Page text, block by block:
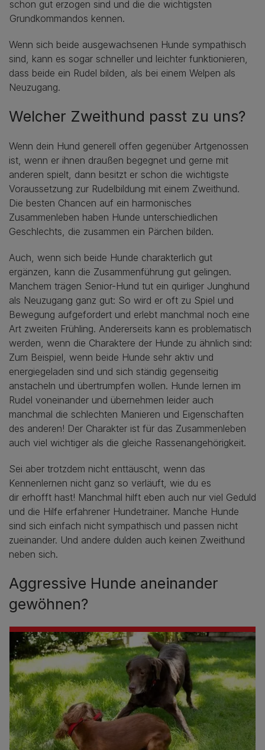
schon gut erzogen sind und die die wichtigsten
Grundkommandos kennen.
Wenn sich beide ausgewachsenen Hunde sympathisch
sind, kann es sogar schneller und leichter funktionieren,
dass beide ein Rudel bilden, als bei einem Welpen als
Neuzugang.
Welcher Zweithund passt zu uns?
Wenn dein Hund generell offen gegenüber Artgenossen
ist, wenn er ihnen draußen begegnet und gerne mit
anderen spielt, dann besitzt er schon die wichtigste
Voraussetzung zur Rudelbildung mit einem Zweithund.
Die besten Chancen auf ein harmonisches
Zusammenleben haben Hunde unterschiedlichen
Geschlechts, die zusammen ein Pärchen bilden.
Auch, wenn sich beide Hunde charakterlich gut
ergänzen, kann die Zusammenführung gut gelingen.
Manchem trägen Senior-Hund tut ein quirliger Junghund
als Neuzugang ganz gut: So wird er oft zu Spiel und
Bewegung aufgefordert und erlebt manchmal noch eine
Art zweiten Frühling. Andererseits kann es problematisch
werden, wenn die Charaktere der Hunde zu ähnlich sind:
Zum Beispiel, wenn beide Hunde sehr aktiv und
energiegeladen sind und sich ständig gegenseitig
anstacheln und übertrumpfen wollen. Hunde lernen im
Rudel voneinander und übernehmen leider auch
manchmal die schlechten Manieren und Eigenschaften
des anderen! Der Charakter ist für das Zusammenleben
auch viel wichtiger als die gleiche Rassenangehörigkeit.
Sei aber trotzdem nicht enttäuscht, wenn das
Kennenlernen nicht ganz so verläuft, wie du es
dir erhofft hast! Manchmal hilft eben auch nur viel Geduld
und die Hilfe erfahrener Hundetrainer. Manche Hunde
sind sich einfach nicht sympathisch und passen nicht
zueinander. Und andere dulden auch keinen Zweithund
neben sich.
Aggressive Hunde aneinander
gewöhnen?